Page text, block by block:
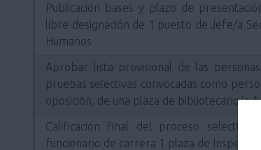
Publicación bases y plazo de
libre designación de 1 puesto de Jefe/a
Humanos
Aprobar lista provisional de las
pruebas selectivas convocadas como
oposición, de una plaza de bibliotecario/a
Calificación final del proceso selectivo
funcionario de carrera 1 plaza de